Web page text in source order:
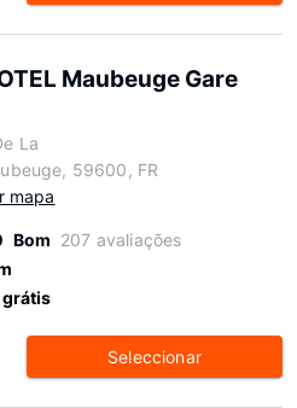
Maubeuge Gare
La
59600, FR
mapa
Bom 207 avaliações
Seleccionar